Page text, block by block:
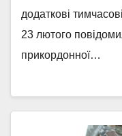
додаткові
23 лютого
прикордонної…